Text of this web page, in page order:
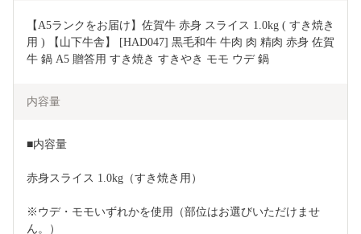
【A5ランクをお届け】佐賀牛 赤身 スライス 1.0kg ( すき焼き
用 ) 【山下牛舎】 [HAD047] 黒毛和牛 牛肉 肉 精肉 赤身 佐賀
牛 鍋 A5 贈答用 すき焼き すきやき モモ ウデ 鍋
内容量
■内容量
赤身スライス 1.0kg（すき焼き用）
※ウデ・モモいずれかを使用（部位はお選びいただけませ
ん。）